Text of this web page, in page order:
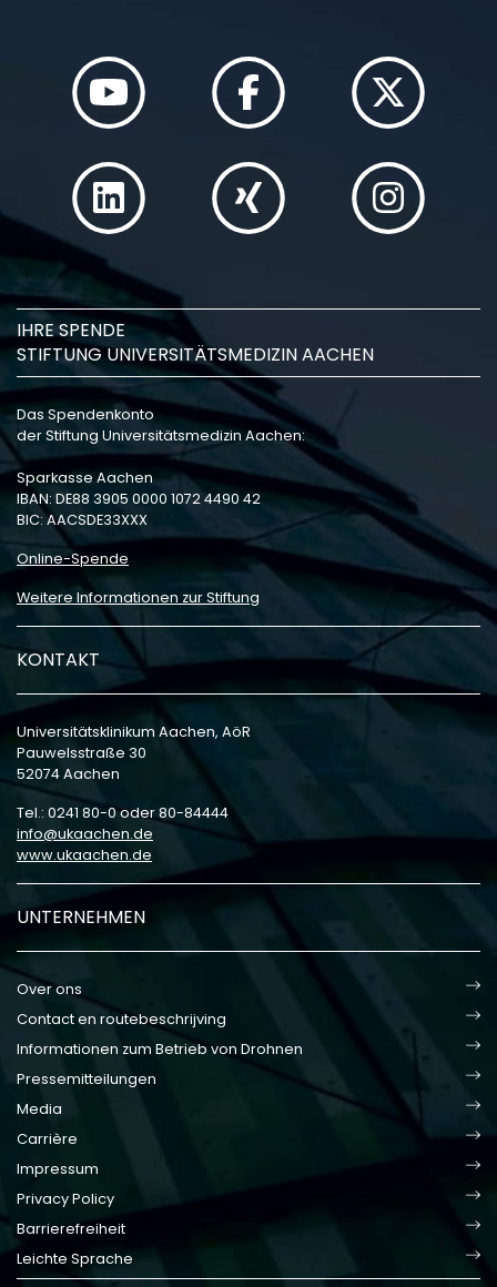
IHRE SPENDE
STIFTUNG UNIVERSITÄTSMEDIZIN AACHEN
Das Spendenkonto
der Stiftung Universitätsmedizin Aachen:
Sparkasse Aachen
IBAN: DE88 3905 0000 1072 4490 42
BIC: AACSDE33XXX
Online-Spende
Weitere Informationen zur Stiftung
KONTAKT
Universitätsklinikum Aachen, AöR
Pauwelsstraße 30
52074 Aachen
Tel.: 0241 80-0 oder 80-84444
info
ukaachen de
www.ukaachen.de
UNTERNEHMEN
Over ons
Contact en routebeschrijving
Informationen zum Betrieb von Drohnen
Pressemitteilungen
Media
Carrière
Impressum
Privacy Policy
Barrierefreiheit
Leichte Sprache